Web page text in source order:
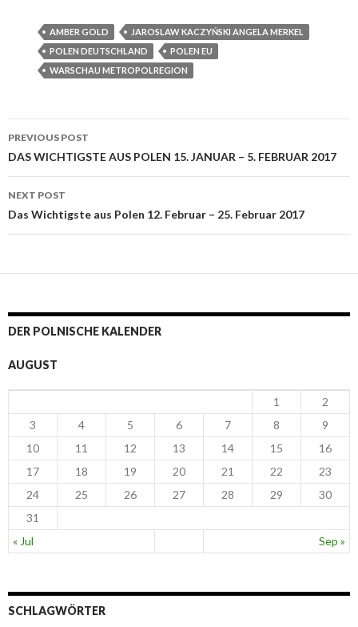
AMBER GOLD
JAROSLAW KACZYŃSKI ANGELA MERKEL
POLEN DEUTSCHLAND
POLEN EU
WARSCHAU METROPOLREGION
Post navigation
PREVIOUS POST
DAS WICHTIGSTE AUS POLEN 15. JANUAR – 5. FEBRUAR 2017
NEXT POST
Das Wichtigste aus Polen 12. Februar – 25. Februar 2017
DER POLNISCHE KALENDER
AUGUST
« Jul Sep »
1
2
3
4 5 6 7 8
9
10
11 12 13 14 15
16
17
18 19 20 21 22
23
24
25 26 27 28 29
30
31
SCHLAGWÖRTER